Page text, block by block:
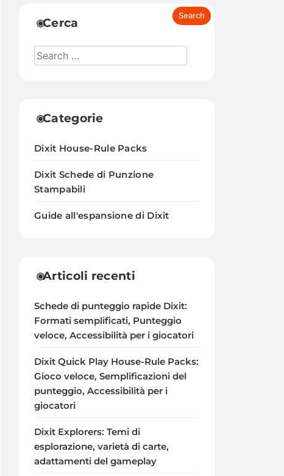
Cerca
Categorie
Dixit House-Rule Packs
Dixit Schede di Punzione
Stampabili
Guide all'espansione di Dixit
Articoli recenti
Schede di punteggio rapide Dixit:
Formati semplificati, Punteggio
veloce, Accessibilità per i giocatori
Dixit Quick Play House-Rule Packs:
Gioco veloce, Semplificazioni del
punteggio, Accessibilità per i
giocatori
Dixit Explorers: Temi di
esplorazione, varietà di carte,
adattamenti del gameplay